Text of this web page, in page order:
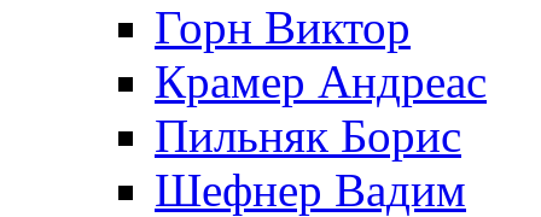
Горн Виктор
Крамер Андреас
Пильняк Борис
Шефнер Вадим